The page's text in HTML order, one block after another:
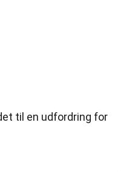
til en udfordring for